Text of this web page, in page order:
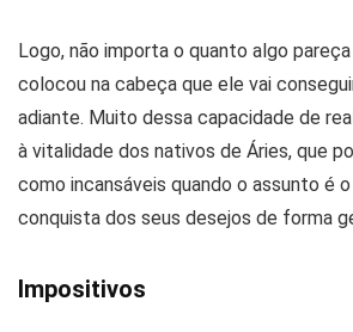
Logo, não importa o quanto algo
colocou na cabeça que ele vai
adiante. Muito dessa capacidade de
à vitalidade dos nativos de Áries, que
como incansáveis quando o assunto é
conquista dos seus desejos de forma
Impositivos